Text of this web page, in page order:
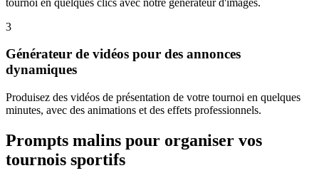
3
Générateur de vidéos pour des annonces
dynamiques
Produisez des vidéos de présentation de votre tournoi en quelques
minutes, avec des animations et des effets professionnels.
Prompts malins pour organiser vos
tournois sportifs